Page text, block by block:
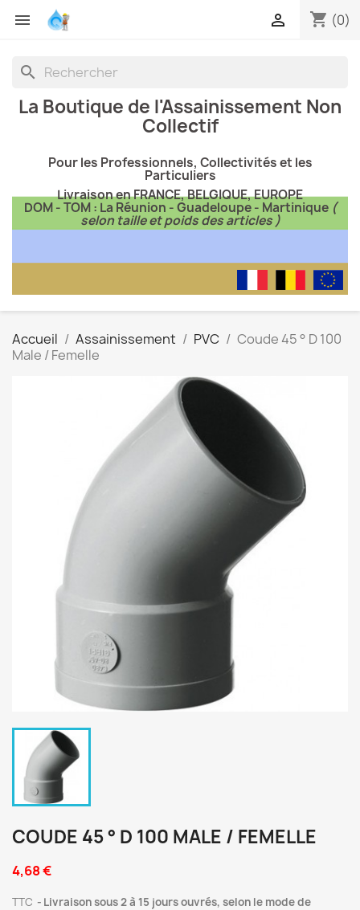
 shopping_cart (0)

search
La Boutique de l'Assainissement Non
Collectif
Pour les Professionnels, Collectivités et les
Particuliers
Livraison en FRANCE, BELGIQUE, EUROPE
DOM - TOM : La Réunion - Guadeloupe - Martinique(
selon taille et poids des articles )
Accueil Assainissement PVC
Coude 45 ° D 100
Male / Femelle
COUDE 45 ° D 100 MALE / FEMELLE
4,68 €
TTC
Livraison sous 2 à 15 jours ouvrés, selon le mode de